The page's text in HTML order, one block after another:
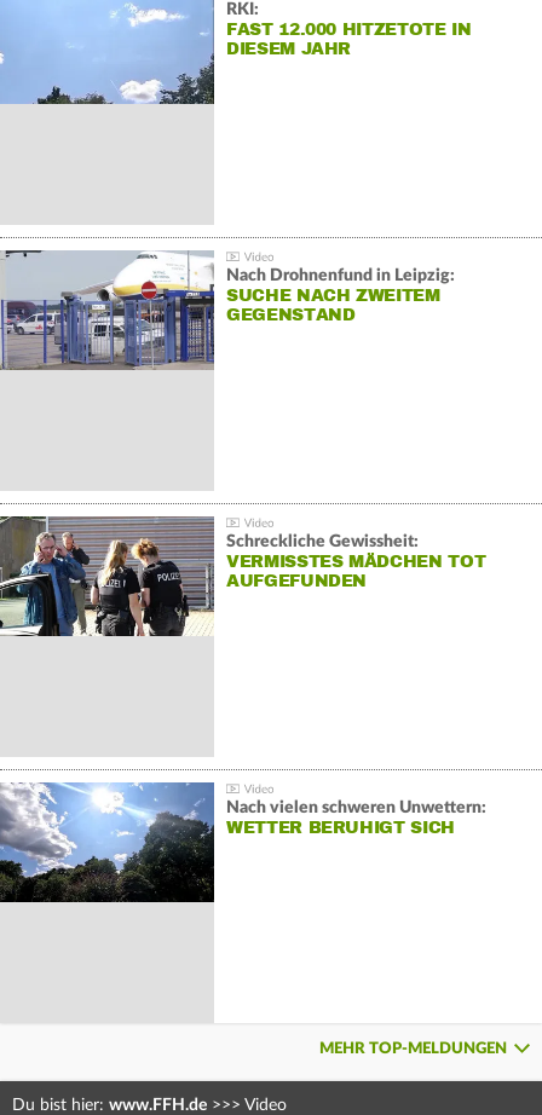
RKI:
FAST 12.000 HITZETOTE IN
DIESEM JAHR
Nach Drohnenfund in Leipzig:
SUCHE NACH ZWEITEM
GEGENSTAND
Schreckliche Gewissheit:
VERMISSTES MÄDCHEN TOT
AUFGEFUNDEN
Nach vielen schweren Unwettern:
WETTER BERUHIGT SICH
MEHR TOP-MELDUNGEN
Du bist hier: www.FFH.de >>> Video